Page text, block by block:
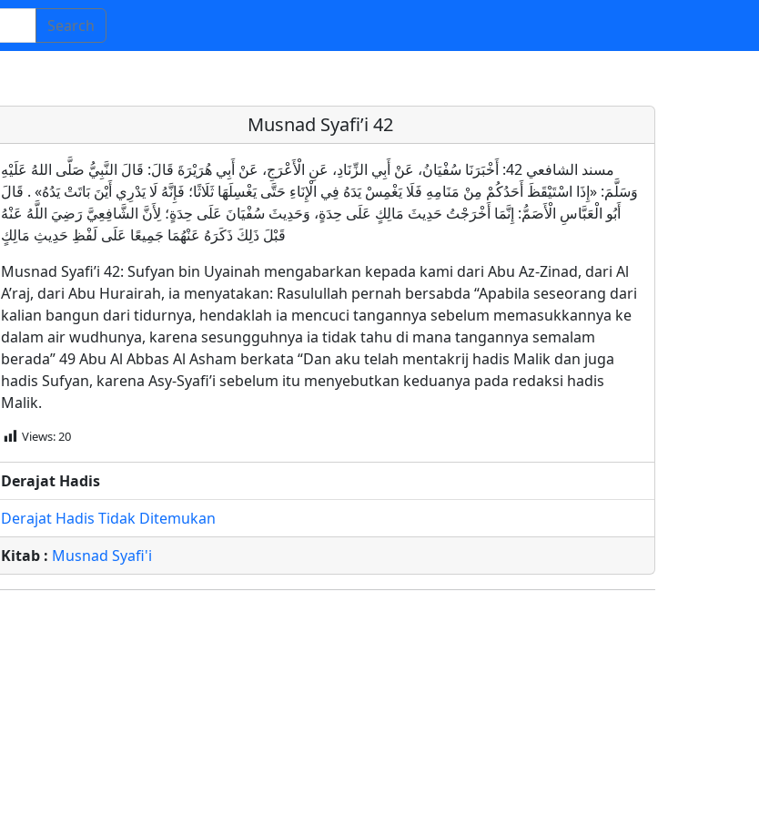
Search
Musnad Syafi’i 42
مسند الشافعي 42: أَخْبَرَنَا سُفْيَانُ، عَنْ أَبِي الزِّنَادِ، عَنِ الْأَعْرَجِ، عَنْ أَبِي هُرَيْرَةَ قَالَ: قَالَ النَّبِيُّ صَلَّى اللهُ عَلَيْهِ
وَسَلَّمَ: «إِذَا اسْتَيْقَظَ أَحَدُكُمْ مِنْ مَنَامِهِ فَلَا يَغْمِسْ يَدَهُ فِي الْإِنَاءِ حَتَّى يَغْسِلَهَا ثَلَاثًا؛ فَإِنَّهُ لَا يَدْرِي أَيْنَ بَاتَتْ يَدُهُ» . قَالَ
أَبُو الْعَبَّاسِ الْأَصَمُّ: إِنَّمَا أَخْرَجْتُ حَدِيثَ مَالِكٍ عَلَى حِدَةٍ، وَحَدِيثَ سُفْيَانَ عَلَى حِدَةٍ؛ لِأَنَّ الشَّافِعِيَّ رَضِيَ اللَّهُ عَنْهُ
قَبْلَ ذَلِكَ ذَكَرَهُ عَنْهُمَا جَمِيعًا عَلَى لَفْظِ حَدِيثِ مَالِكٍ
Musnad Syafi’i 42: Sufyan bin Uyainah mengabarkan kepada kami dari Abu Az-Zinad, dari Al
A’raj, dari Abu Hurairah, ia menyatakan: Rasulullah pernah bersabda “Apabila seseorang dari
kalian bangun dari tidurnya, hendaklah ia mencuci tangannya sebelum memasukkannya ke
dalam air wudhunya, karena sesungguhnya ia tidak tahu di mana tangannya semalam
berada” 49 Abu Al Abbas Al Asham berkata “Dan aku telah mentakrij hadis Malik dan juga
hadis Sufyan, karena Asy-Syafi’i sebelum itu menyebutkan keduanya pada redaksi hadis
Malik.
Views:20
Derajat Hadis
Derajat Hadis Tidak Ditemukan
Kitab : Musnad Syafi'i